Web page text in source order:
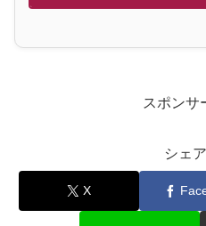
スポンサ
シェ
X